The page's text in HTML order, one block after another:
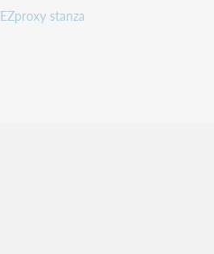
EZproxy stanza